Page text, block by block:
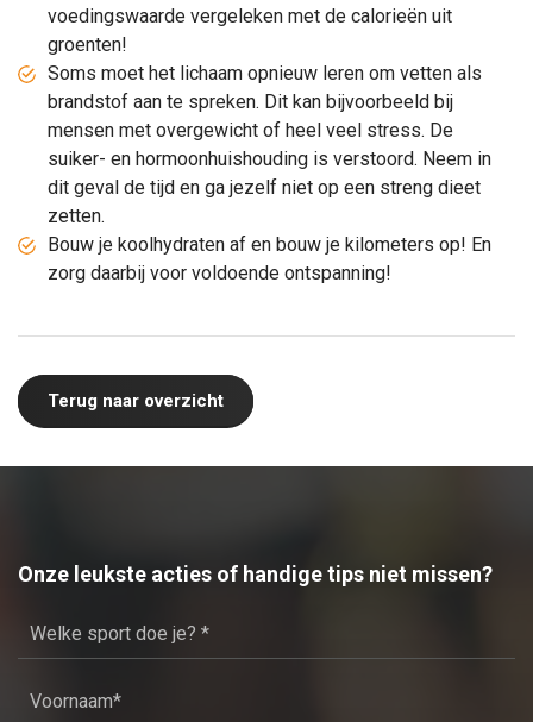
voedingswaarde vergeleken met de calorieën uit
groenten!
Soms moet het lichaam opnieuw leren om vetten als
brandstof aan te spreken. Dit kan bijvoorbeeld bij
mensen met overgewicht of heel veel stress. De
suiker- en hormoonhuishouding is verstoord. Neem in
dit geval de tijd en ga jezelf niet op een streng dieet
zetten.
Bouw je koolhydraten af en bouw je kilometers op! En
zorg daarbij voor voldoende ontspanning!
Terug naar overzicht
Onze leukste acties of handige tips niet missen?